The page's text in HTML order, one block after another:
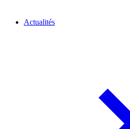
Actualités